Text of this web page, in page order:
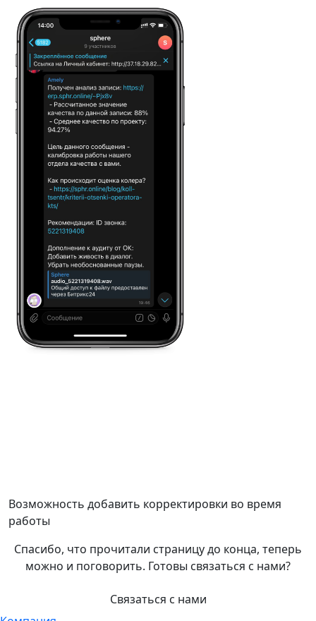
Возможность добавить корректировки во время
работы
Спасибо, что прочитали страницу до конца, теперь
можно и поговорить. Готовы связаться с нами?
Связаться с нами